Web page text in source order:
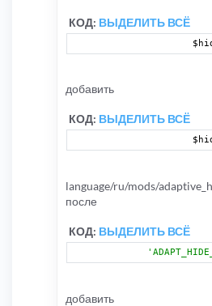
КОД: ВЫДЕЛИТЬ ВСЁ
добавить
КОД: ВЫДЕЛИТЬ ВСЁ
language/ru/mods/
после
КОД: ВЫДЕЛИТЬ ВСЁ
добавить